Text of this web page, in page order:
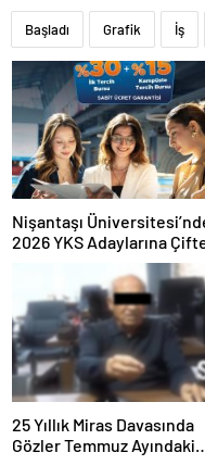
Başladı Grafik İş
Nişantaşı
2026 YKS Adaylarına
Güvence: Sabit Ücret ve
Kesintisiz Burs
25 Yıllık Miras Davasında
Gözler Temmuz Ayındaki